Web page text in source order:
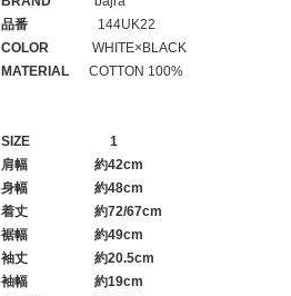
品番 144UK22
COLOR WHITE×BLACK
MATERIAL COTTON 100%
SIZE
1
肩幅 約42cm
身幅 約48cm
着丈 約72/67cm
裾幅 約49cm
袖丈 約20.5cm
袖幅 約19cm